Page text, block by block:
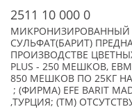
2511 10 000 0
СУЛЬФАТ(БАРИТ)
ПРОИЗВОДСТВЕ
PLUS - 250 МЕШКОВ,
850 МЕШКОВ ПО 25КГ НА
; (ФИРМА) EFE BARIT
,ТУРЦИЯ; (TM)